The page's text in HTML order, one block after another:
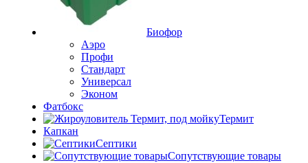
Биофор
Аэро
Профи
Стандарт
Универсал
Эконом
Фатбокс
Термит
Капкан
Септики
Сопутствующие товары